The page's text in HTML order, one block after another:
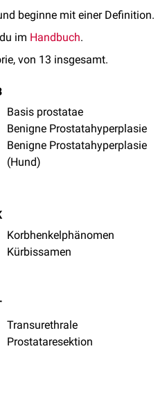
beginne mit einer Definition.
im Handbuch.
von 13 insgesamt.
Basis prostatae
Benigne Prostatahyperplasie
Benigne Prostatahyperplasie
(Hund)
Korbhenkelphänomen
Kürbissamen
Transurethrale
Prostataresektion